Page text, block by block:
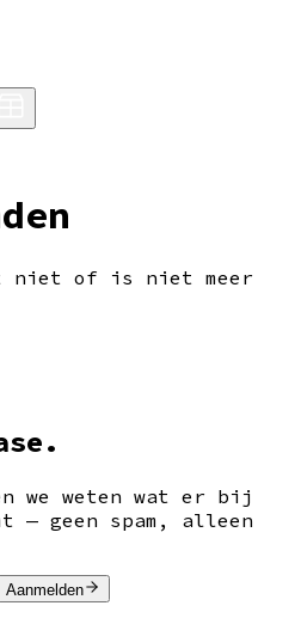
niet of is niet meer
we weten wat er bij
— geen spam, alleen
Aanmelden